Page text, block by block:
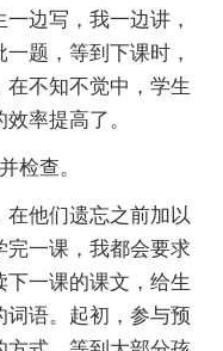
边写，我一边讲，
题，等到下课时，
不知不觉中，学生
率提高了。
检查。
他们遗忘之前加以
一课，我都会要求
一课的课文，给生
语。起初，参与预